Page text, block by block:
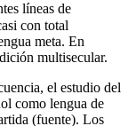
líneas de
con total
meta. En
multisecular.
el estudio del
como lengua de
(fuente). Los